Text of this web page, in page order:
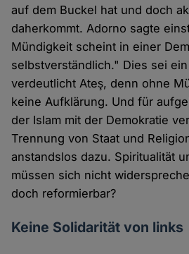
auf dem Buckel hat und doch
daherkommt. Adorno sagte
Mündigkeit scheint in einer
selbstverständlich." Dies sei
verdeutlicht Ateş, denn ohne
keine Aufklärung. Und für
der Islam mit der Demokratie
Trennung von Staat und
anstandslos dazu. Spiritualität
müssen sich nicht
doch reformierbar?
Keine Solidarität von links